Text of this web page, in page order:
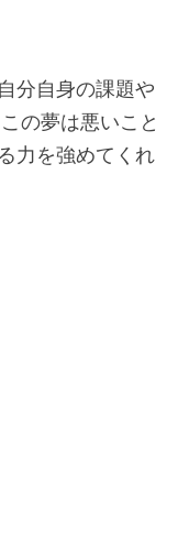
分自身の課題や
の夢は悪いこと
力を強めてくれ